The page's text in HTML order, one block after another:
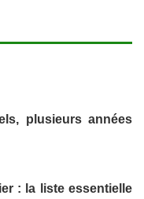
plusieurs années
: la liste essentielle